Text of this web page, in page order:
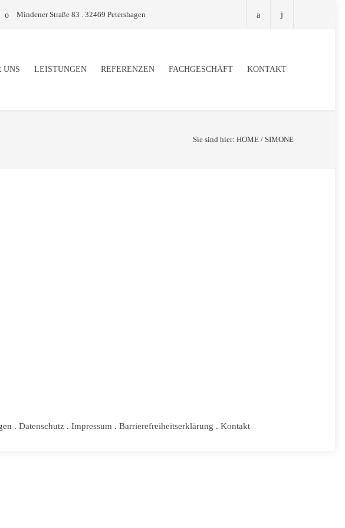
Mindener Straße 83 . 32469 Petershagen
UNS LEISTUNGEN REFERENZEN FACHGESCHÄFT KONTAKT
Sie sind hier: HOME / SIMONE
. Datenschutz . Impressum . Barrierefreiheitserklärung . Kontakt